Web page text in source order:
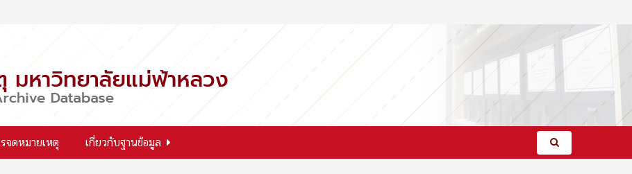
จดหมายเหตุ เกี่ยวกับฐานข้อมูล